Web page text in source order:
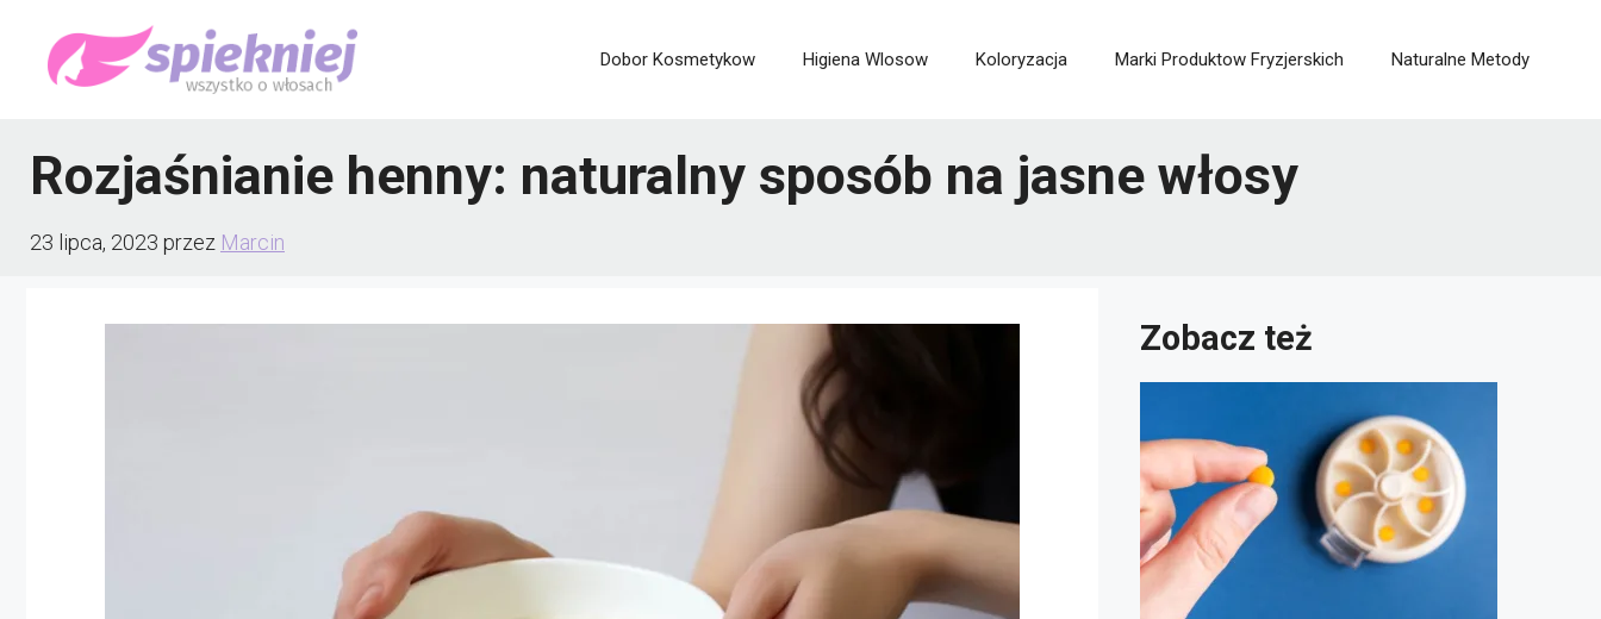
Dobor Kosmetykow Higiena Wlosow Koloryzacja Marki Produktow Fryzjerskich Naturalne Metody
Rozjaśnianie henny: naturalny sposób na jasne włosy
23 lipca, 2023 przez Marcin
Zobacz też